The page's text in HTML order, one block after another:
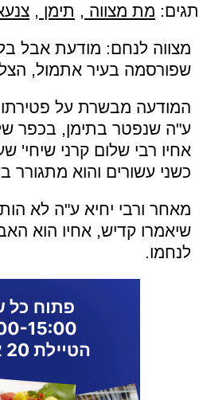
תגים: מת מצווה , תימן ,
מצווה לנחם: מודעת אבל
שפורסמה בעיר אתמול,
המודעה מבשרת על פטירתו
ע"ה שנפטר בתימן, בכפר
אחיו רבי שלום קרני שיחי'
כשני עשורים והוא מתגורר
מאחר ורבי יחיא ע"ה לא
שיאמרו קדיש, אחיו הוא
לנחמו.